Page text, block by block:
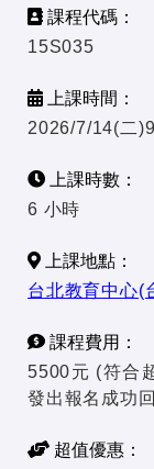
課程代碼：
15S035
上課時間：
2026/7/14(二
上課時數：
6 小時
上課地點：
台北教育中心(
課程費用：
5500元 (符合
發出報名成功
超值優惠：